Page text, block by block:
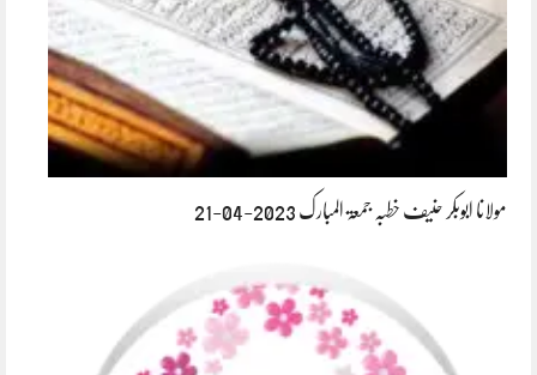
مولانا ابوبکر حنیف خطبہ جمعۃ المبارک 2023-04-21